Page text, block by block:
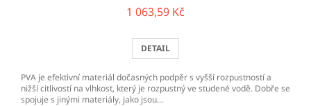
1 063,59 Kč
DETAIL
PVA je efektivní materiál dočasných podpěr s vyšší rozpustností a
nižší citlivostí na vlhkost, který je rozpustný ve studené vodě. Dobře se
spojuje s jinými materiály, jako jsou...